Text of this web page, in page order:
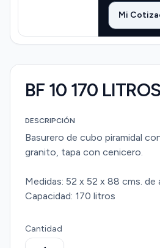
Mi
BF 10 170 LITROS
DESCRIPCIÓN
Basurero de cubo piramidal
granito, tapa con cenicero.
Medidas: 52 x 52 x 88 cms. de
Capacidad: 170 litros
Cantidad